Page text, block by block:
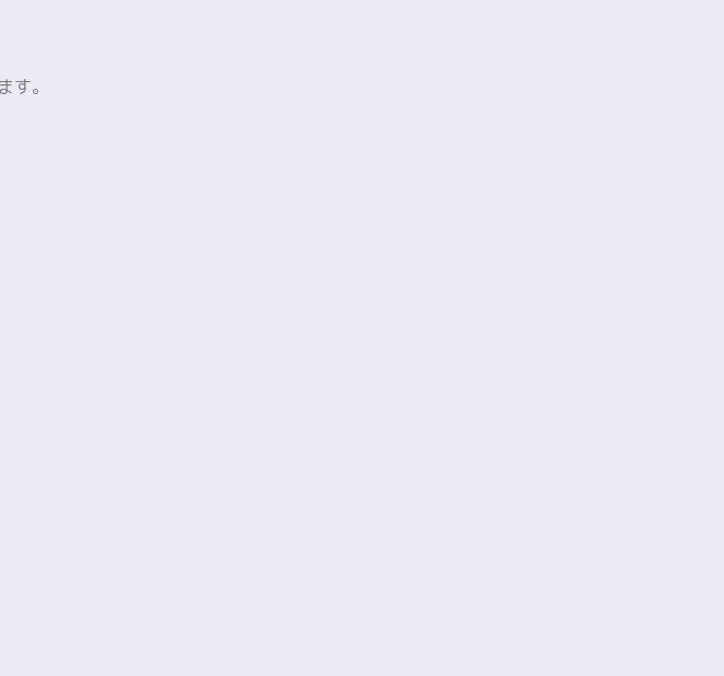
。